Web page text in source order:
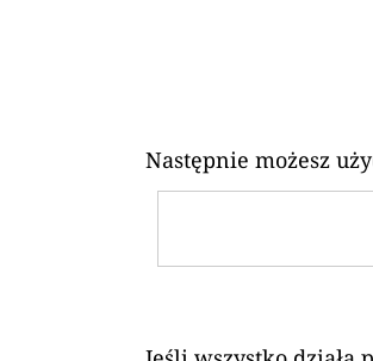
Następnie możesz